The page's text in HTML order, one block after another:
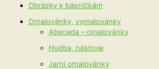
Obrázky k básničkám
Omalovánky, vymalovánky
Abeceda – omalovánky
Hudba, nástroje
Jarní omalovánky